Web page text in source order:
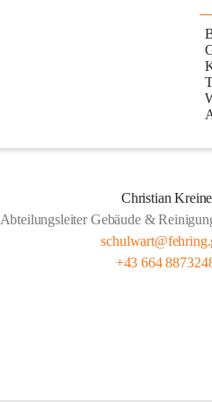
Christian
Abteilungsleiter Gebäude &
+43 664